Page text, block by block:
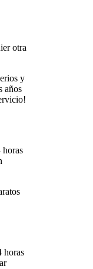
otra
y
años
horas
horas